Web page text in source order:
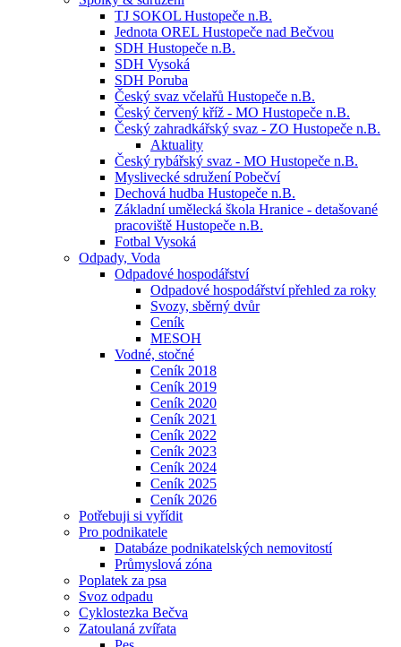
TJ SOKOL Hustopeče n.B.
Jednota OREL Hustopeče nad Bečvou
SDH Hustopeče n.B.
SDH Vysoká
SDH Poruba
Český svaz včelařů Hustopeče n.B.
Český červený kříž - MO Hustopeče n.B.
Český zahradkářský svaz - ZO Hustopeče n.B.
Aktuality
Český rybářský svaz - MO Hustopeče n.B.
Myslivecké sdružení Pobečví
Dechová hudba Hustopeče n.B.
Základní umělecká škola Hranice - detašované
pracoviště Hustopeče n.B.
Fotbal Vysoká
Odpady, Voda
Odpadové hospodářství
Odpadové hospodářství přehled za roky
Svozy, sběrný dvůr
Ceník
MESOH
Vodné, stočné
Ceník 2018
Ceník 2019
Ceník 2020
Ceník 2021
Ceník 2022
Ceník 2023
Ceník 2024
Ceník 2025
Ceník 2026
Potřebuji si vyřídit
Pro podnikatele
Databáze podnikatelských nemovitostí
Průmyslová zóna
Poplatek za psa
Svoz odpadu
Cyklostezka Bečva
Zatoulaná zvířata